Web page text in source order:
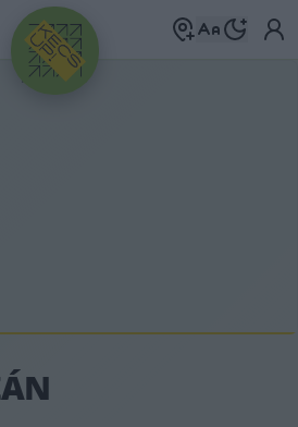
HIRDETÉS